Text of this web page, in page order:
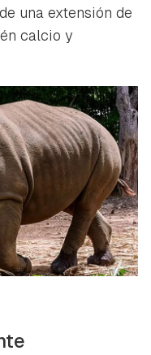
una extensión de
calcio y